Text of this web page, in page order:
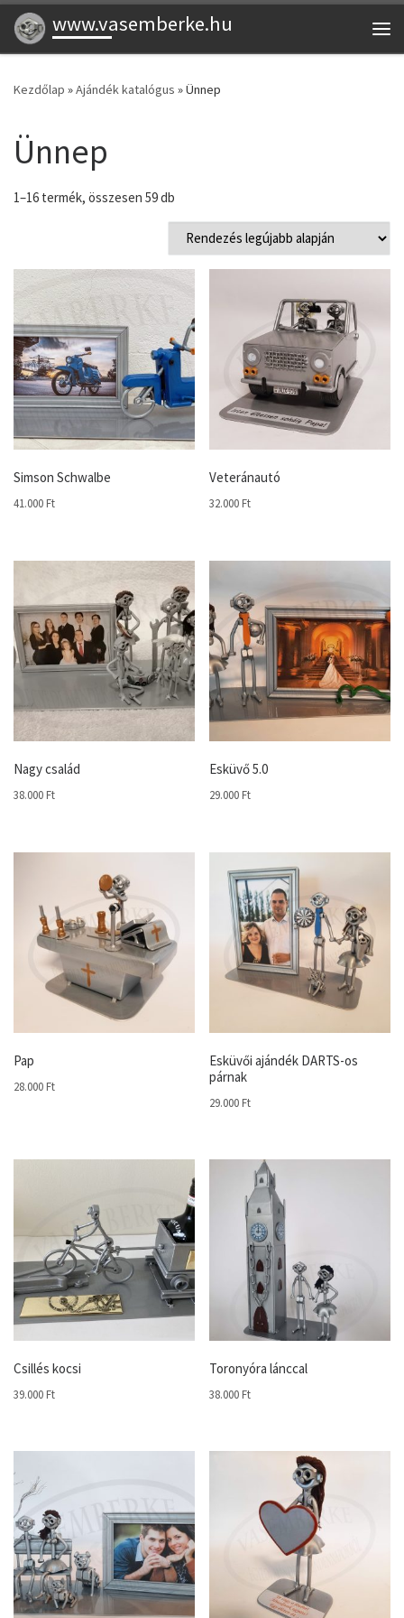
Skip to content
www.vasemberke.hu
Kezdőlap »Ajándék katalógus »Ünnep
Ünnep
1–16 termék, összesen 59 db
Simson Schwalbe
41.000 Ft
Veteránautó
32.000 Ft
Nagy család
38.000 Ft
Esküvő 5.0
29.000 Ft
Pap
28.000 Ft
Esküvői ajándék DARTS-os
párnak
29.000 Ft
Csillés kocsi
39.000 Ft
Toronyóra lánccal
38.000 Ft